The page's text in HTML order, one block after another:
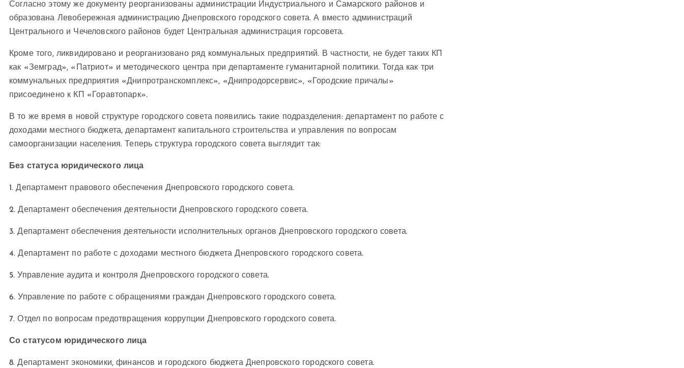
Согласно этому же документу реорганизованы администрации Индустриального и Самарского районов и
образована Левобережная администрацию Днепровского городского совета. А вместо администраций
Центрального и Чечеловского районов будет Центральная администрация горсовета.
Кроме того, ликвидировано и реорганизовано ряд коммунальных предприятий. В частности, не будет таких КП
как «Земград», «Патриот» и методического центра при департаменте гуманитарной политики. Тогда как три
коммунальных предприятия «Днипротранскомплекс», «Днипродорсервис», «Городские причалы»
присоединено к КП «Горавтопарк».
В то же время в новой структуре городского совета появились такие подразделения: департамент по работе с
доходами местного бюджета, департамент капитального строительства и управления по вопросам
самоорганизации населения. Теперь структура городского совета выглядит так:
Без статуса юридического лица
1. Департамент правового обеспечения Днепровского городского совета.
2. Департамент обеспечения деятельности Днепровского городского совета.
3. Департамент обеспечения деятельности исполнительных органов Днепровского городского совета.
4. Департамент по работе с доходами местного бюджета Днепровского городского совета.
5. Управление аудита и контроля Днепровского городского совета.
6. Управление по работе с обращениями граждан Днепровского городского совета.
7. Отдел по вопросам предотвращения коррупции Днепровского городского совета.
Со статусом юридического лица
8. Департамент экономики, финансов и городского бюджета Днепровского городского совета.